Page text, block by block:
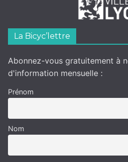
La Bicyc’lettre
Abonnez-vous gratuitement à
d'information mensuelle :
Prénom
Nom